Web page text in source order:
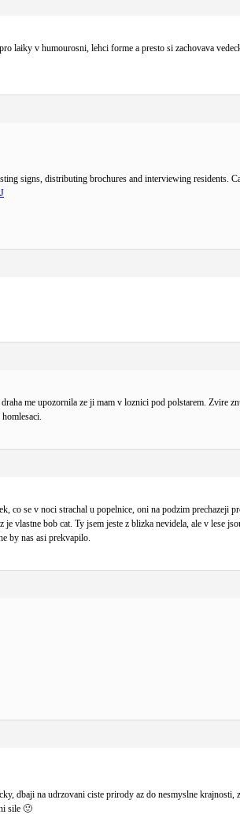
laiky v humourosni, lehci forme a presto si zachovava
signs, distributing brochures and interviewing residents.
me upozornila ze ji mam v loznici pod polstarem. Zvire
se v noci strachal u popelnice, oni na podzim prechazeji
vlastne bob cat. Ty jsem jeste z blizka nevidela, ale v lese
by nas asi prekvapilo.
dbaji na udrzovani ciste prirody az do nesmyslne
sile 🙂